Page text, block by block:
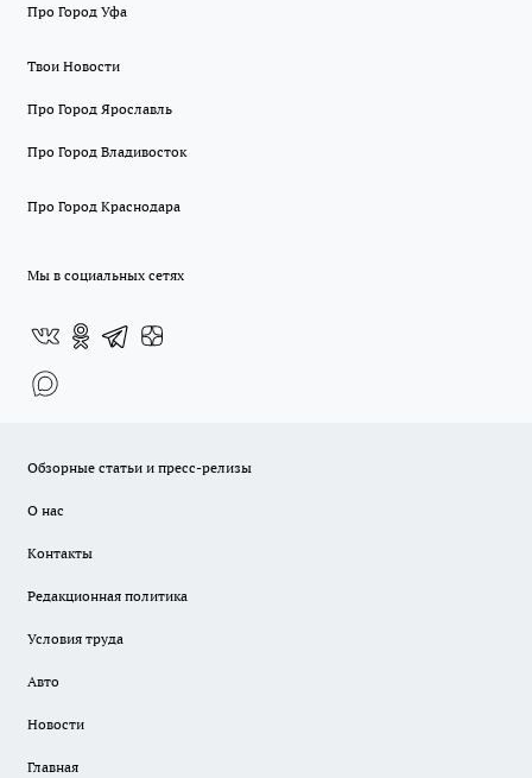
Про Город Уфа
Твои Новости
Про Город Ярославль
Про Город Владивосток
Про Город Краснодара
Мы в социальных сетях
Обзорные статьи и пресс-релизы
О нас
Контакты
Редакционная политика
Условия труда
Авто
Новости
Главная